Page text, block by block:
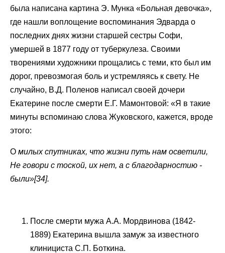
была написана картина Э. Мунка «Больная девочка»,
где нашли воплощение воспоминания Эдварда о
последних днях жизни старшей сестры Софи,
умершей в 1877 году от туберкулеза. Своими
творениями художники прощались с теми, кто был им
дорог, превозмогая боль и устремляясь к свету. Не
случайно, В.Д. Поленов написал своей дочери
Екатерине после смерти Е.Г. Мамонтовой: «Я в такие
минуты вспоминаю слова Жуковского, кажется, вроде
этого:
О милых спутниках, что жизни путь нам осветили,
Не говори с тоской, их нет, а с благодарностию -
были»[34].
После смерти мужа А.А. Мордвинова (1842-
1889) Екатерина вышла замуж за известного
клинициста C.П. Боткина.